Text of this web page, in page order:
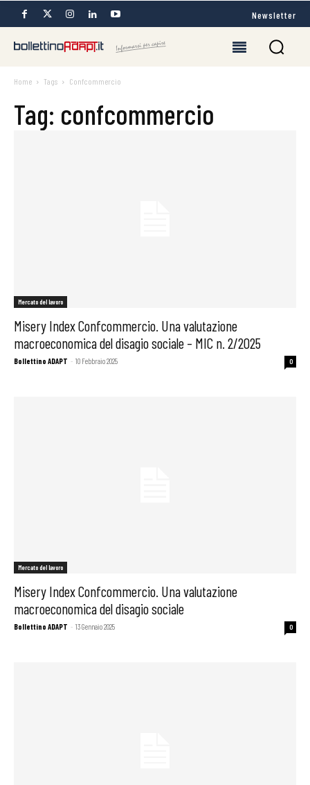
Newsletter
Home Tags Confcommercio
Tag: confcommercio
Mercato del lavoro
Misery Index Confcommercio. Una valutazione
macroeconomica del disagio sociale – MIC n. 2/2025
Bollettino ADAPT - 10 Febbraio 2025 0
Mercato del lavoro
Misery Index Confcommercio. Una valutazione
macroeconomica del disagio sociale
Bollettino ADAPT - 13 Gennaio 2025 0